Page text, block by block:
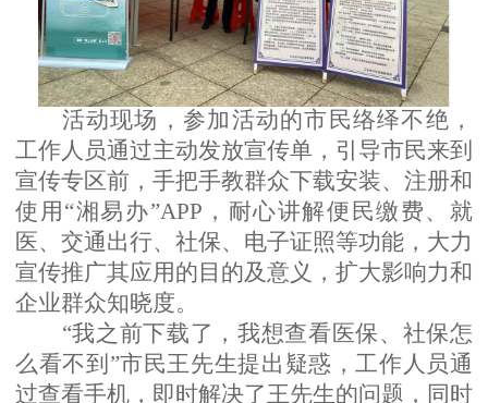
活动现场，参加活动的市民络绎不绝，
工作人员通过主动发放宣传单，引导市民来到
宣传专区前，手把手教群众下载安装、注册和
使用 “湘易办”APP ，耐心讲解便民缴费、就
医、交通出行、社保、电子证照等功能，大力
宣传推广其应用的目的及意义，扩大影响力和
企业群众知晓度。
“我之前下载了，我想查看医保、社保怎
么看不到”市民王先生提出疑惑，工作人员通
过查看手机，即时解决了王先生的问题，同时